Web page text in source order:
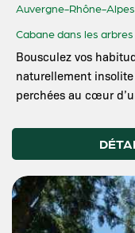
Auvergne-Rhône-Alpes
Cabane dans les arbres
Bousculez vos
naturellement
perchées au cœur